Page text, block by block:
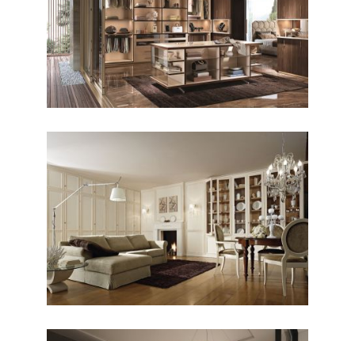
CONTEMPORANEO / ARMADI
Majestic
CLASSICO / LIVING
Cellini